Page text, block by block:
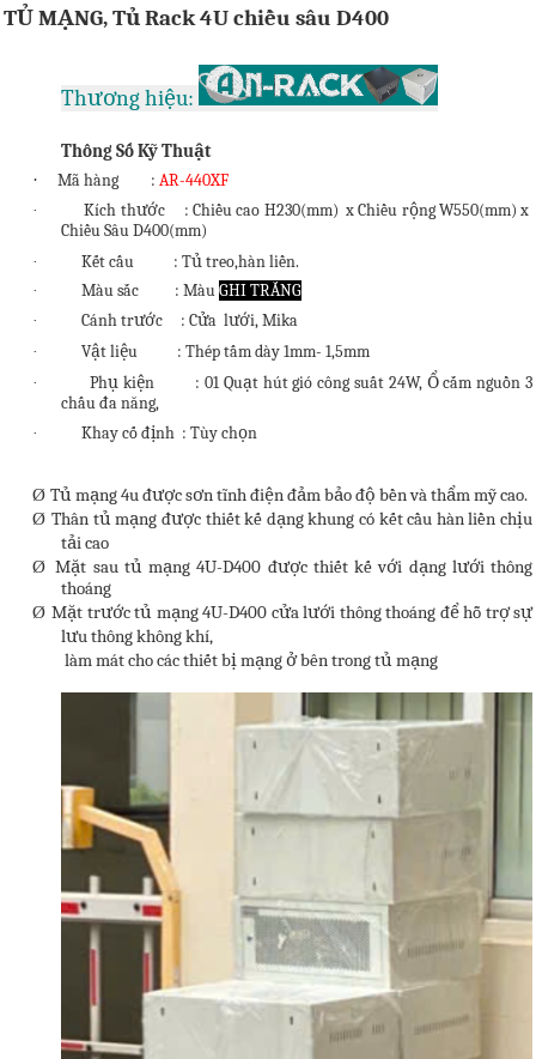
TỦ MẠNG, Tủ Rack 4U chiều sâu D400
Thương hiệu:
Thông Số Kỹ Thuật
· Mã hàng : AR-440XF
·
Kích thước : Chiều cao H230(mm) x Chiều rộng W550(mm) x
Chiều Sâu D400(mm)
· Kết cấu : Tủ treo,hàn liền.
· Màu sắc : MàuGHI TRẮNG
· Cánh trước : Cửa lưới, Mika
· Vật liệu : Thép tấm dày 1mm- 1,5mm
·
Phụ kiện : 01 Quạt hút gió công suất 24W, Ổ cắm nguồn 3
chấu đa năng,
· Khay cố định : Tùy chọn
Ø Tủ mạng 4u được sơn tĩnh điện đảm bảo độ bền và thẩm mỹ cao.
Ø Thân tủ mạng được thiết kế dạng khung có kết cầu hàn liền chịu
tải cao
Ø Mặt sau tủ mạng 4U-D400 được thiết kế với dạng lưới thông
thoáng
Ø Mặt trước tủ mạng 4U-D400 cửa lưới thông thoáng để hỗ trợ sự
lưu thông không khí,
làm mát cho các thiết bị mạng ở bên trong tủ mạng